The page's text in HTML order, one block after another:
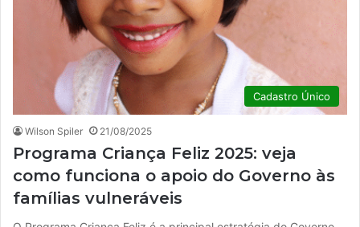
Cadastro Único
Wilson Spiler 21/08/2025
Programa Criança Feliz 2025: veja
como funciona o apoio do Governo às
famílias vulneráveis